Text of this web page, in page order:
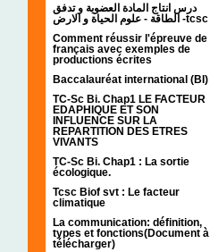
درس انتاج المادة العضوية و تدفق
الطاقة - علوم الحياة و الارض -tcsc
Comment réussir l'épreuve de
français avec exemples de
productions écrites
Baccalauréat international (BI)
TC-Sc Bi. Chap1 LE FACTEUR
EDAPHIQUE ET SON
INFLUENCE SUR LA
REPARTITION DES ETRES
VIVANTS
TC-Sc Bi. Chap1 : La sortie
écologique.
Tcsc Biof svt : Le facteur
climatique
La communication: définition,
types et fonctions(Document à
télécharger)